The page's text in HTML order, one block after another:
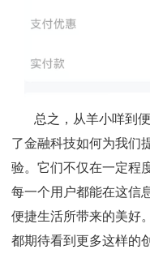
总之，从羊小咩到
了金融科技如何为我们
验。它们不仅在一定程
每一个用户都能在这信
便捷生活所带来的美好
都期待看到更多这样的